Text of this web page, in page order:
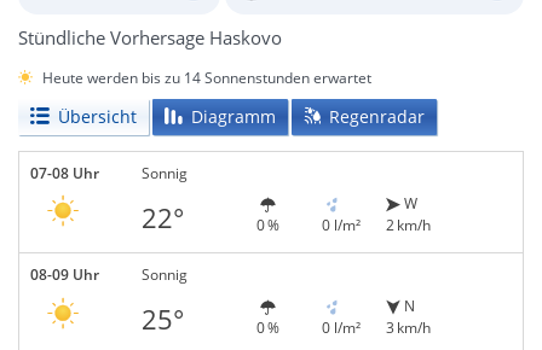
Stündliche Vorhersage Haskovo
Heute werden bis zu 14 Sonnenstunden erwartet
Übersicht Diagramm Regenradar
07-08 Uhr Sonnig
22° 0 % 0 l/m²
W
2 km/h
08-09 Uhr Sonnig
25° 0 % 0 l/m²
N
3 km/h